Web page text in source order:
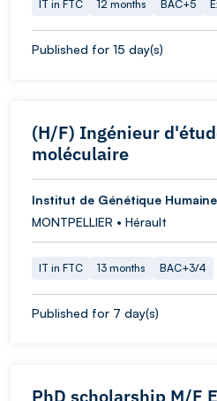
IT in FTC 12 months BAC+5
Published for 15 day(s)
(H/F) Ingénieur
moléculaire
Institut de Génétique Humaine
MONTPELLIER • Hérault
IT in FTC 13 months BAC+3/4
Published for 7 day(s)
PhD scholarship M/F